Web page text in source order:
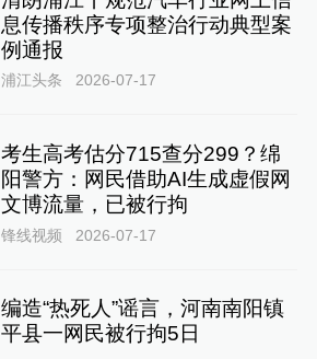
息传播秩序专项整治行动典型案
例通报
浦江头条 2026-07-17
考生高考估分715查分299？绵
阳警方：网民借助AI生成虚假网
文博流量，已被行拘
锋线视频 2026-07-17
编造“热死人”谣言，河南南阳镇
平县一网民被行拘5日